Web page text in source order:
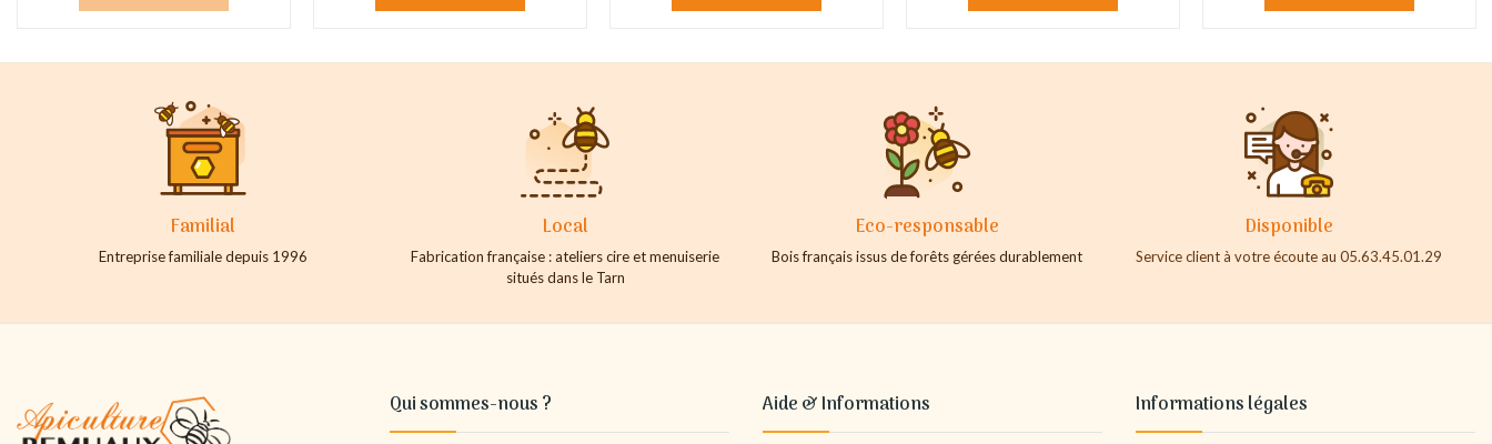
Familial
Entreprise familiale depuis 1996
Local
Fabrication française : ateliers cire et menuiserie
situés dans le Tarn
Eco-responsable
Bois français issus de forêts gérées durablement
Disponible
Service client à votre écoute au 05.63.45.01.29
Qui sommes-nous ? Aide & Informations Informations légales